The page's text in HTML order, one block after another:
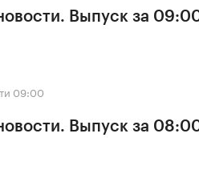
Выпуск за
09:00
Выпуск за